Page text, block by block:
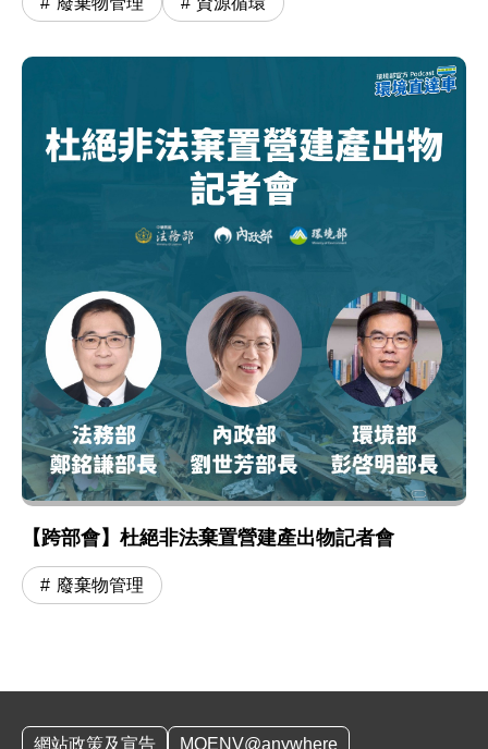
【跨部會】杜絕非法棄置營建產出物記者會
廢棄物管理
網站政策及宣告 MOENV@anywhere